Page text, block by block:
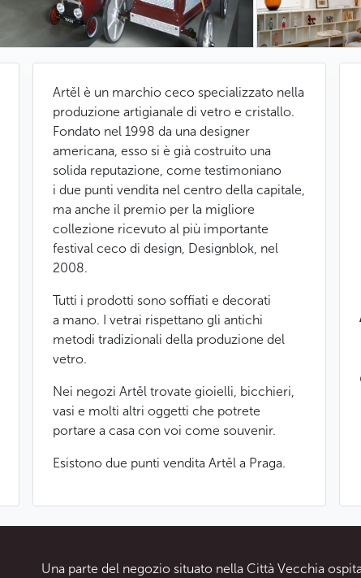
Artěl è un marchio ceco specializzato nella
produzione artigianale di vetro e cristallo.
Fondato nel 1998 da una designer
americana, esso si è già costruito una
solida reputazione, come testimoniano
i due punti vendita nel centro della capitale,
ma anche il premio per la migliore
collezione ricevuto al più importante
festival ceco di design, Designblok, nel
2008.
Tutti i prodotti sono soffiati e decorati
a mano. I vetrai rispettano gli antichi
metodi tradizionali della produzione del
vetro.
Nei negozi Artěl trovate gioielli, bicchieri,
vasi e molti altri oggetti che potrete
portare a casa con voi come souvenir.
Esistono due punti vendita Artěl a Praga.
Una parte del negozio situato nella Città Vecchia